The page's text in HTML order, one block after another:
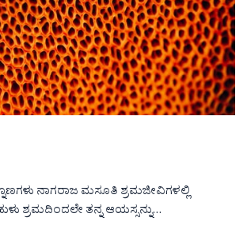
ನಾಗರಾಜ ಮಸೂತಿ ಶ್ರಮಜೀವಿಗಳಲ್ಲಿ
ಶ್ರಮದಿಂದಲೇ ತನ್ನ ಆಯಸ್ಸನ್ನು…